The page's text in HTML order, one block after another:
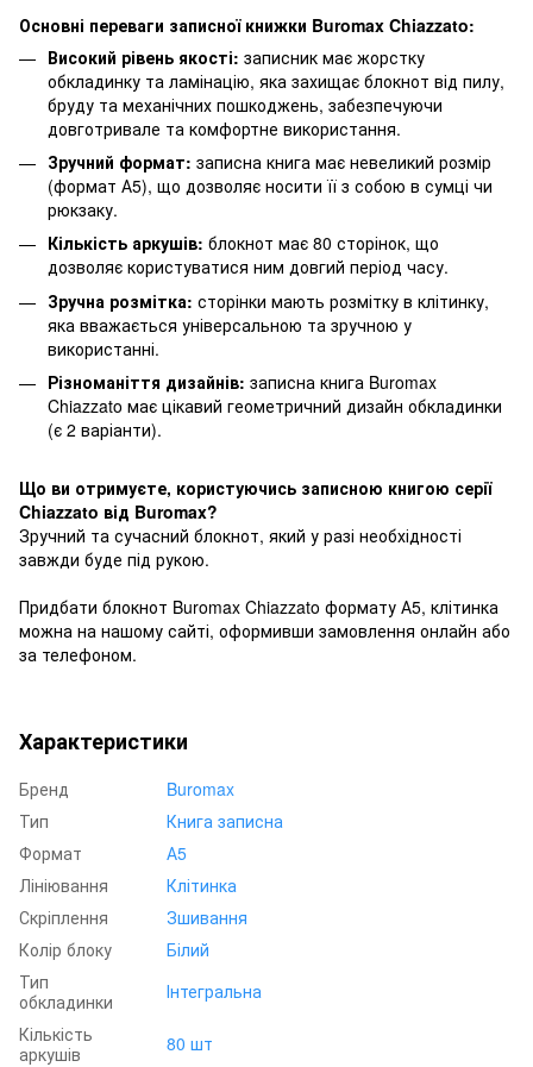
Основні переваги записної книжки Buromax Chiazzato:
Високий рівень якості: записник має жорстку
обкладинку та ламінацію, яка захищає блокнот від пилу,
бруду та механічних пошкоджень, забезпечуючи
довготривале та комфортне використання.
Зручний формат: записна книга має невеликий розмір
(формат А5), що дозволяє носити її з собою в сумці чи
рюкзаку.
Кількість аркушів: блокнот має 80 сторінок, що
дозволяє користуватися ним довгий період часу.
Зручна розмітка: сторінки мають розмітку в клітинку,
яка вважається універсальною та зручною у
використанні.
Різноманіття дизайнів: записна книга Buromax
Chiazzato має цікавий геометричний дизайн обкладинки
(є 2 варіанти).
Що ви отримуєте, користуючись записною книгою серії
Chiazzato від Buromax?
Зручний та сучасний блокнот, який у разі необхідності
завжди буде під рукою.
Придбати блокнот Buromax Chiazzato формату А5, клітинка
можна на нашому сайті, оформивши замовлення онлайн або
за телефоном.
Характеристики
Бренд
Buromax
Тип
Книга записна
Формат
А5
Лініювання
Клітинка
Скріплення
Зшивання
Колір блоку
Білий
Тип
обкладинки
Інтегральна
Кількість
аркушів
80 шт